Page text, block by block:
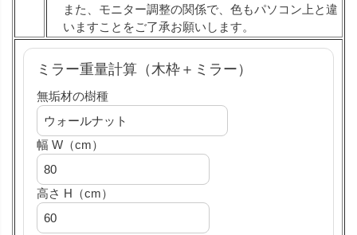
また、モニター調整の関係で、色もパソコン上と違
いますことをご了承お願いします。
ミラー重量計算（木枠＋ミラー）
無垢材の樹種
幅 W（cm）
高さ H（cm）